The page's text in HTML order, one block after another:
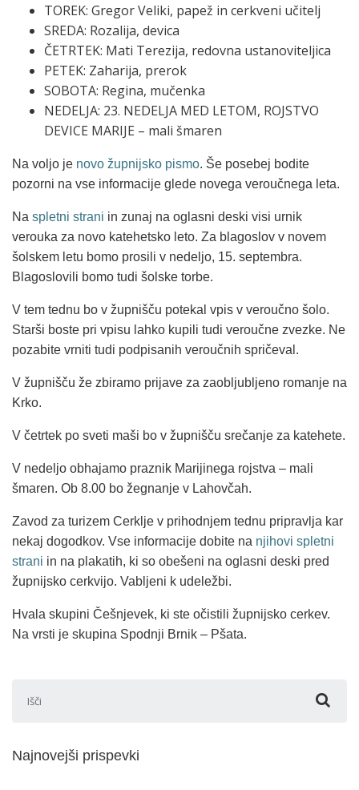
TOREK: Gregor Veliki, papež in cerkveni učitelj
SREDA: Rozalija, devica
ČETRTEK: Mati Terezija, redovna ustanoviteljica
PETEK: Zaharija, prerok
SOBOTA: Regina, mučenka
NEDELJA: 23. NEDELJA MED LETOM, ROJSTVO
DEVICE MARIJE – mali šmaren
Na voljo je novo župnijsko pismo. Še posebej bodite
pozorni na vse informacije glede novega veroučnega leta.
Na spletni strani in zunaj na oglasni deski visi urnik
verouka za novo katehetsko leto. Za blagoslov v novem
šolskem letu bomo prosili v nedeljo, 15. septembra.
Blagoslovili bomo tudi šolske torbe.
V tem tednu bo v župnišču potekal vpis v veroučno šolo.
Starši boste pri vpisu lahko kupili tudi veroučne zvezke. Ne
pozabite vrniti tudi podpisanih veroučnih spričeval.
V župnišču že zbiramo prijave za zaobljubljeno romanje na
Krko.
V četrtek po sveti maši bo v župnišču srečanje za katehete.
V nedeljo obhajamo praznik Marijinega rojstva – mali
šmaren. Ob 8.00 bo žegnanje v Lahovčah.
Zavod za turizem Cerklje v prihodnjem tednu pripravlja kar
nekaj dogodkov. Vse informacije dobite na njihovi spletni
strani in na plakatih, ki so obešeni na oglasni deski pred
župnijsko cerkvijo. Vabljeni k udeležbi.
Hvala skupini Češnjevek, ki ste očistili župnijsko cerkev.
Na vrsti je skupina Spodnji Brnik – Pšata.
Najnovejši prispevki